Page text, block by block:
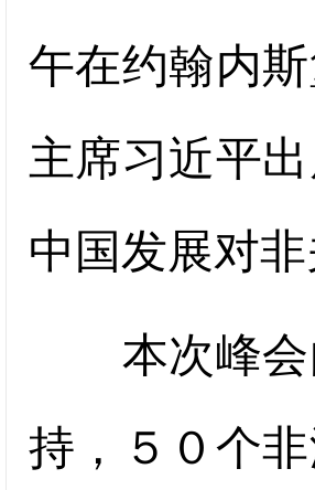
午在约翰内
主席习近平
中国发展对
本次峰会
持，５０个